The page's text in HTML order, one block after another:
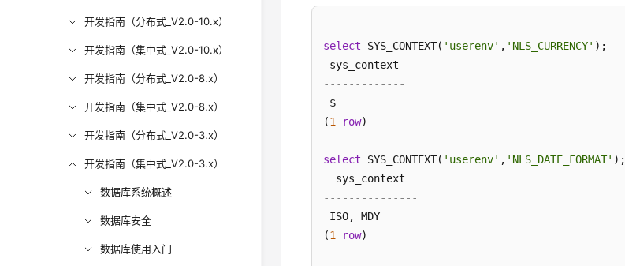
开发指南（分布式_V2.0-10.x）
开发指南（集中式_V2.0-10.x）
开发指南（分布式_V2.0-8.x）
开发指南（集中式_V2.0-8.x）
开发指南（分布式_V2.0-3.x）
开发指南（集中式_V2.0-3.x）
数据库系统概述
数据库安全
数据库使用入门
select SYS_CONTEXT( 'userenv' , 'NLS_CURRENCY' );
-------------
$
(1 row)
select SYS_CONTEXT( 'userenv' , 'NLS_DATE_FORMAT' );
---------------
ISO, MDY
(1 row)